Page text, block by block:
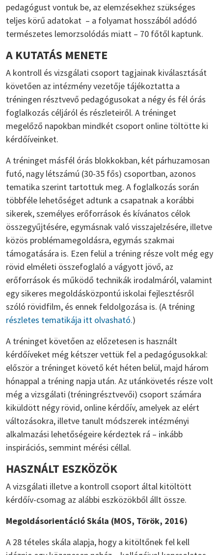
pedagógust vontuk be, az elemzésekhez szükséges
teljes körű adatokat – a folyamat hosszából adódó
természetes lemorzsolódás miatt – 70 főtől kaptunk.
A KUTATÁS MENETE
A kontroll és vizsgálati csoport tagjainak kiválasztását
követően az intézmény vezetője tájékoztatta a
tréningen résztvevő pedagógusokat a négy és fél órás
foglalkozás céljáról és részleteiről. A tréninget
megelőző napokban mindkét csoport online töltötte ki
kérdőíveinket.
A tréninget másfél órás blokkokban, két párhuzamosan
futó, nagy létszámú (30-35 fős) csoportban, azonos
tematika szerint tartottuk meg. A foglalkozás során
többféle lehetőséget adtunk a csapatnak a korábbi
sikerek, személyes erőforrások és kívánatos célok
összegyűjtésére, egymásnak való visszajelzésére, illetve
közös problémamegoldásra, egymás szakmai
támogatására is. Ezen felül a tréning része volt még egy
rövid elméleti összefoglaló a vágyott jövő, az
erőforrások és működő technikák irodalmáról, valamint
egy sikeres megoldásközpontú iskolai fejlesztésről
szóló rövidfilm, és ennek feldolgozása is. (A tréning
részletes tematikája itt olvasható.)
A tréninget követően az előzetesen is használt
kérdőíveket még kétszer vettük fel a pedagógusokkal:
először a tréninget követő két héten belül, majd három
hónappal a tréning napja után. Az utánkövetés része volt
még a vizsgálati (tréningrésztvevői) csoport számára
kiküldött négy rövid, online kérdőív, amelyek az elért
változásokra, illetve tanult módszerek intézményi
alkalmazási lehetőségeire kérdeztek rá – inkább
inspirációs, semmint mérési céllal.
HASZNÁLT ESZKÖZÖK
A vizsgálati illetve a kontroll csoport által kitöltött
kérdőív-csomag az alábbi eszközökből állt össze.
Megoldásorientáció Skála (MOS, Török, 2016)
A 28 tételes skála alapja, hogy a kitöltőnek fel kell